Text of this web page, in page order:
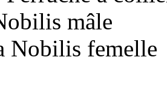
mâle
Nobilis femelle